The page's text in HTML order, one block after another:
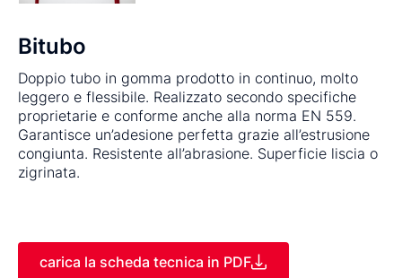
Bitubo
Doppio tubo in gomma prodotto in continuo, molto
leggero e flessibile. Realizzato secondo specifiche
proprietarie e conforme anche alla norma EN 559.
Garantisce un’adesione perfetta grazie all’estrusione
congiunta. Resistente all’abrasione. Superficie liscia o
zigrinata.
carica la scheda tecnica in PDF